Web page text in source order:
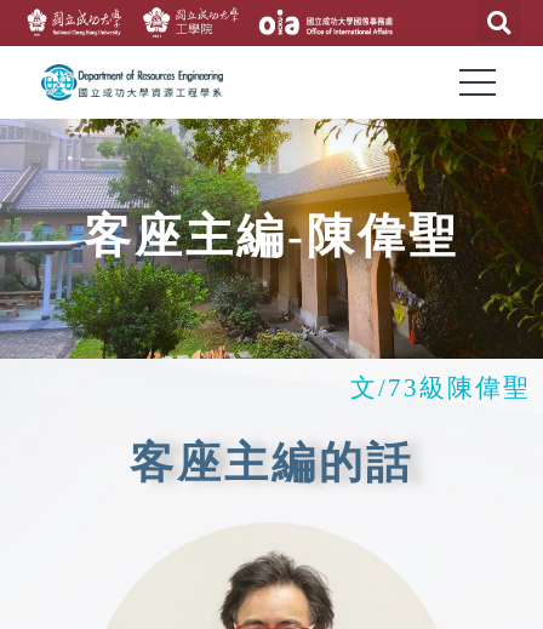
客座主編-陳偉聖
文/73級陳偉聖
客座主編的話